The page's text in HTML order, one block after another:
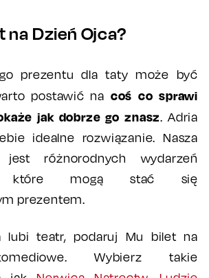
na Dzień Ojca?
prezentu dla taty może być
postawić na coś co sprawi
jak dobrze go znasz. Adria
idealne rozwiązanie. Nasza
różnorodnych wydarzeń
które mogą stać się
prezentem.
lubi teatr, podaruj Mu bilet na
Wybierz takie